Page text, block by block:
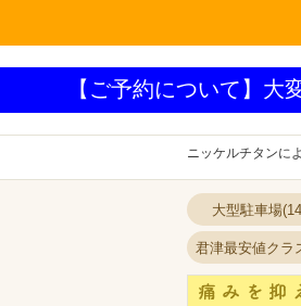
【ご予約について】
ニッケルチタンに
大型駐車場
君津最安値クラ